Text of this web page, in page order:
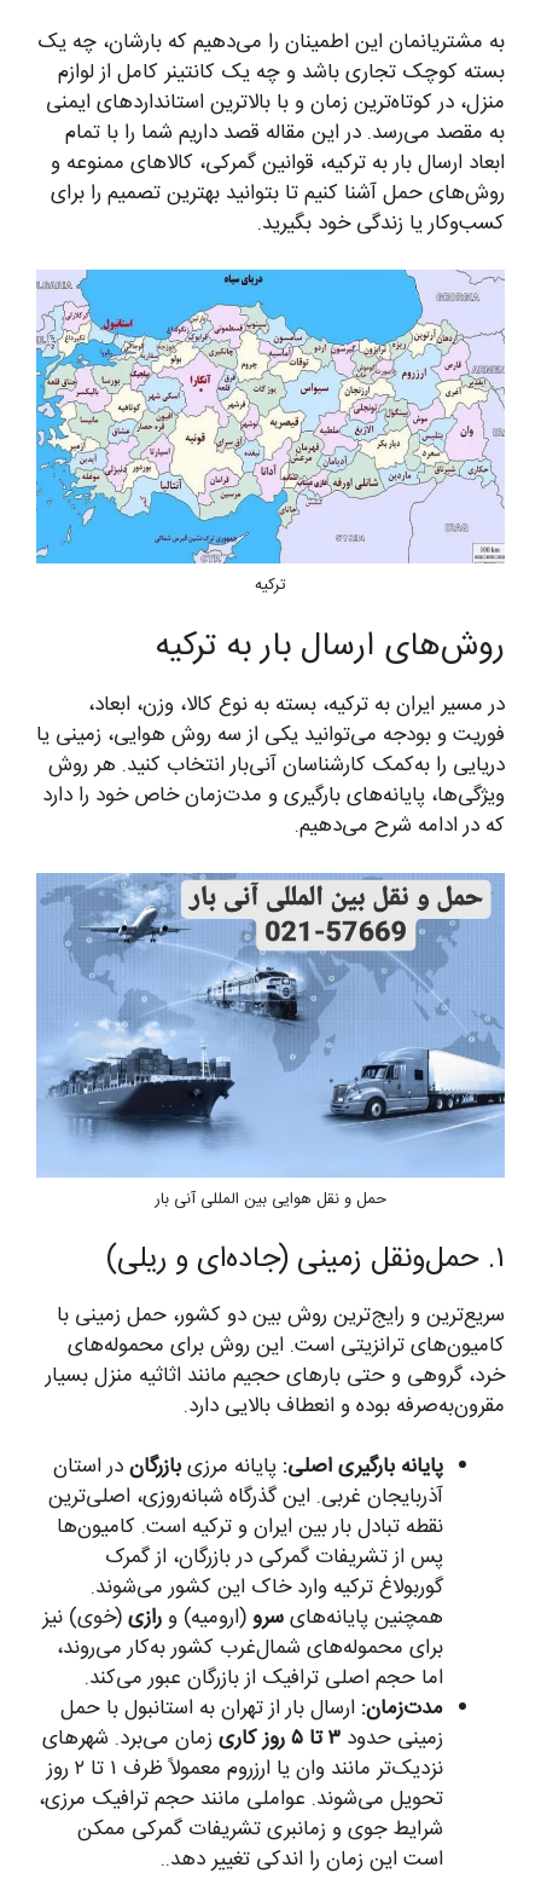
به مشتریانمان این اطمینان را می‌دهیم که بارشان، چه یک
بسته کوچک تجاری باشد و چه یک کانتینر کامل از لوازم
منزل، در کوتاه‌ترین زمان و با بالاترین استانداردهای ایمنی
به مقصد می‌رسد. در این مقاله قصد داریم شما را با تمام
ابعاد ارسال بار به ترکیه، قوانین گمرکی، کالاهای ممنوعه و
روش‌های حمل آشنا کنیم تا بتوانید بهترین تصمیم را برای
کسب‌وکار یا زندگی خود بگیرید.
ترکیه
روش‌های ارسال بار به ترکیه
در مسیر ایران به ترکیه، بسته به نوع کالا، وزن، ابعاد،
فوریت و بودجه می‌توانید یکی از سه روش هوایی، زمینی یا
دریایی را به‌کمک کارشناسان آنی‌بار انتخاب کنید. هر روش
ویژگی‌ها، پایانه‌های بارگیری و مدت‌زمان خاص خود را دارد
که در ادامه شرح می‌دهیم.
حمل و نقل هوایی بین المللی آنی بار
۱. حمل‌ونقل زمینی (جاده‌ای و ریلی)
سریع‌ترین و رایج‌ترین روش بین دو کشور، حمل زمینی با
کامیون‌های ترانزیتی است. این روش برای محموله‌های
خرد، گروهی و حتی بارهای حجیم مانند اثاثیه منزل بسیار
مقرون‌به‌صرفه بوده و انعطاف بالایی دارد.
پایانه بارگیری اصلی: پایانه مرزیبازرگاندر استان
آذربایجان غربی. این گذرگاه شبانه‌روزی، اصلی‌ترین
نقطه تبادل بار بین ایران و ترکیه است. کامیون‌ها
پس از تشریفات گمرکی در بازرگان، از گمرک
گوربولاغ ترکیه وارد خاک این کشور می‌شوند.
همچنین پایانه‌هایسرو(ارومیه) ورازی(خوی) نیز
برای محموله‌های شمال‌غرب کشور به‌کار می‌روند،
اما حجم اصلی ترافیک از بازرگان عبور می‌کند.
مدت‌زمان: ارسال بار از تهران به استانبول با حمل
زمینی حدود ۳ تا ۵ روز کاری
زمان می‌برد. شهرهای
نزدیک‌تر مانند وان یا ارزروم معمولاً ظرف ۱ تا ۲ روز
تحویل می‌شوند. عواملی مانند حجم ترافیک مرزی،
شرایط جوی و زمانبری تشریفات گمرکی ممکن
است این زمان را اندکی تغییر دهد..